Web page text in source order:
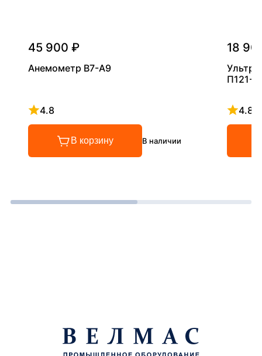
45 900 ₽
Анемометр В7-А9
4.8
Рейтинг 4.8 из 5
В корзину В наличии
18
П121-
4.8